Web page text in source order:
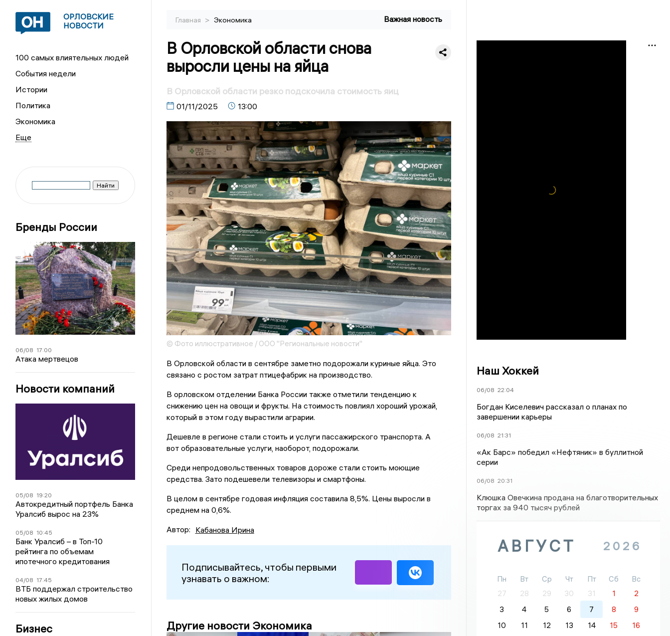
ОРЛОВСКИЕ
НОВОСТИ
100 самых влиятельных людей
События недели
Истории
Политика
Экономика
Бренды России
06/08 17:00
Атака мертвецов
Новости компаний
05/08 19:20
Автокредитный портфель Банка
Уралсиб вырос на 23%
05/08 10:45
Банк Уралсиб – в Топ-10
рейтинга по объемам
ипотечного кредитования
04/08 17:45
ВТБ поддержал строительство
новых жилых домов
Бизнес
Главная > Экономика Важная новость
В Орловской области снова
выросли цены на яйца
В Орловской области резко подскочила стоимость яиц
01/11/2025 13:00
© Фото иллюстративное / ООО "Региональные новости"
В Орловской области в сентябре заметно подорожали куриные яйца. Это
связано с ростом затрат птицефабрик на производство.
В орловском отделении Банка России также отметили тенденцию к
снижению цен на овощи и фрукты. На стоимость повлиял хороший урожай,
который в этом году вырастили аграрии.
Дешевле в регионе стали стоить и услуги пассажирского транспорта. А
вот образовательные услуги, наоборот, подорожали.
Среди непродовольственных товаров дороже стали стоить моющие
средства. Зато подешевели телевизоры и смартфоны.
В целом в сентябре годовая инфляция составила 8,5%. Цены выросли в
среднем на 0,6%.
Автор: Кабанова Ирина
Подписывайтесь, чтобы первыми
узнавать о важном:
Другие новости Экономика
Наш Хоккей
06/08 22:04
Богдан Киселевич рассказал о планах по
завершении карьеры
06/08 21:31
«Ак Барс» победил «Нефтяник» в буллитной
серии
06/08 20:31
Клюшка Овечкина продана на благотворительных
торгах за 940 тысяч рублей
АВГУСТ 2026
Пн Вт Ср Чт Пт Сб
Вс
27
28 29 30 31 1
2
3
4 5 6 7 8
9
10
11 12 13 14 15
16